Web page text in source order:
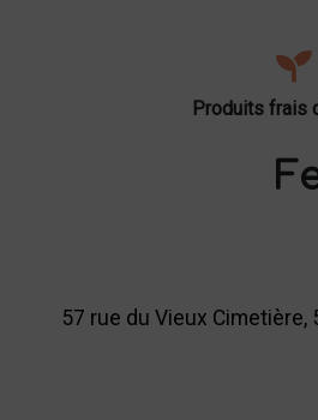
Produits frais
57 rue du Vieux